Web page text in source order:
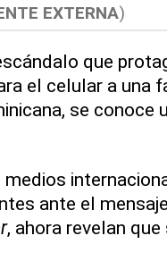
EXTERNA)
que
el celular a una
se conoce
medios
ante el
, ahora revelan